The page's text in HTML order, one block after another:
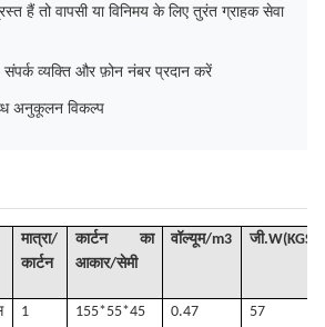
हैं तो वापसी या विनिमय के लिए तुरंत ग्राहक सेवा
संपर्क व्यक्ति और फ़ोन नंबर प्रदान करें
अनुकूलन विकल्प
मात्रा/
कार्टन
कार्टन का
आकार/सेमी
वॉल्यूम/m3 जी.W(KGS)
1
155*55*45
0.47 57